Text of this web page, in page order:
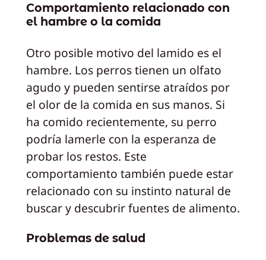
Comportamiento relacionado con
el hambre o la comida
Otro posible motivo del lamido es el
hambre. Los perros tienen un olfato
agudo y pueden sentirse atraídos por
el olor de la comida en sus manos. Si
ha comido recientemente, su perro
podría lamerle con la esperanza de
probar los restos. Este
comportamiento también puede estar
relacionado con su instinto natural de
buscar y descubrir fuentes de alimento.
Problemas de salud